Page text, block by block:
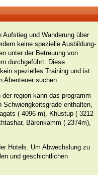
Aufstieg und Wanderung über
keine spezielle Ausbildung-
unter der Betreuung von
durchgeführt. Diese
spezielles Training und ist
Abenteuer suchen.
der region kann das programm
Schwierigkeitsgrade enthalten,
( 4096 m), Khustup ( 3212
Bärenkamm ( 2374m),
Hotels. Um Abwechslung zu
und geschichtlichen